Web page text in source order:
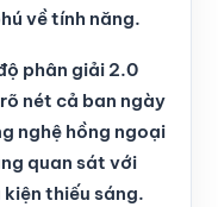
về tính năng.
phân giải 2.0
nét cả ban ngày
nghệ hồng ngoại
quan sát với
thiếu sáng.